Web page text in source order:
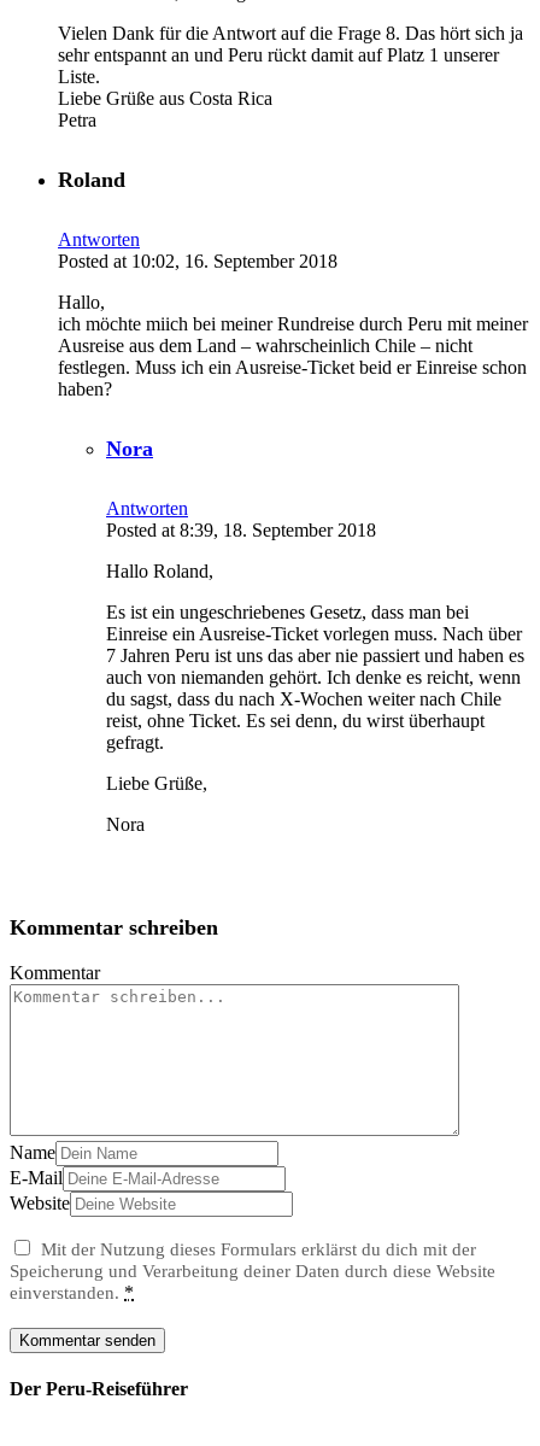
Vielen Dank für die Antwort auf die Frage 8. Das hört sich ja
sehr entspannt an und Peru rückt damit auf Platz 1 unserer
Liste.
Liebe Grüße aus Costa Rica
Petra
Roland
Antworten
Posted at 10:02, 16. September 2018
Hallo,
ich möchte miich bei meiner Rundreise durch Peru mit meiner
Ausreise aus dem Land – wahrscheinlich Chile – nicht
festlegen. Muss ich ein Ausreise-Ticket beid er Einreise schon
haben?
Nora
Antworten
Posted at 8:39, 18. September 2018
Hallo Roland,
Es ist ein ungeschriebenes Gesetz, dass man bei
Einreise ein Ausreise-Ticket vorlegen muss. Nach über
7 Jahren Peru ist uns das aber nie passiert und haben es
auch von niemanden gehört. Ich denke es reicht, wenn
du sagst, dass du nach X-Wochen weiter nach Chile
reist, ohne Ticket. Es sei denn, du wirst überhaupt
gefragt.
Liebe Grüße,
Nora
Kommentar schreiben
Kommentar
Name
E-Mail
Website
Mit der Nutzung dieses Formulars erklärst du dich mit der
Speicherung und Verarbeitung deiner Daten durch diese Website
einverstanden. *
Der Peru-Reiseführer